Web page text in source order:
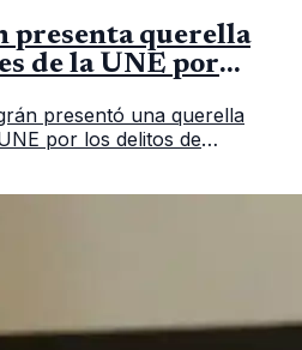
presenta querella
de la UNE por
presentó una querella
por los delitos de